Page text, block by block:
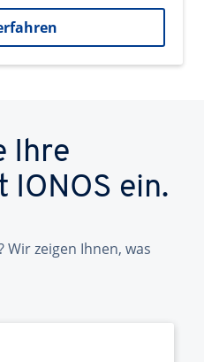
Ihre
IONOS ein.
Wir zeigen Ihnen, was